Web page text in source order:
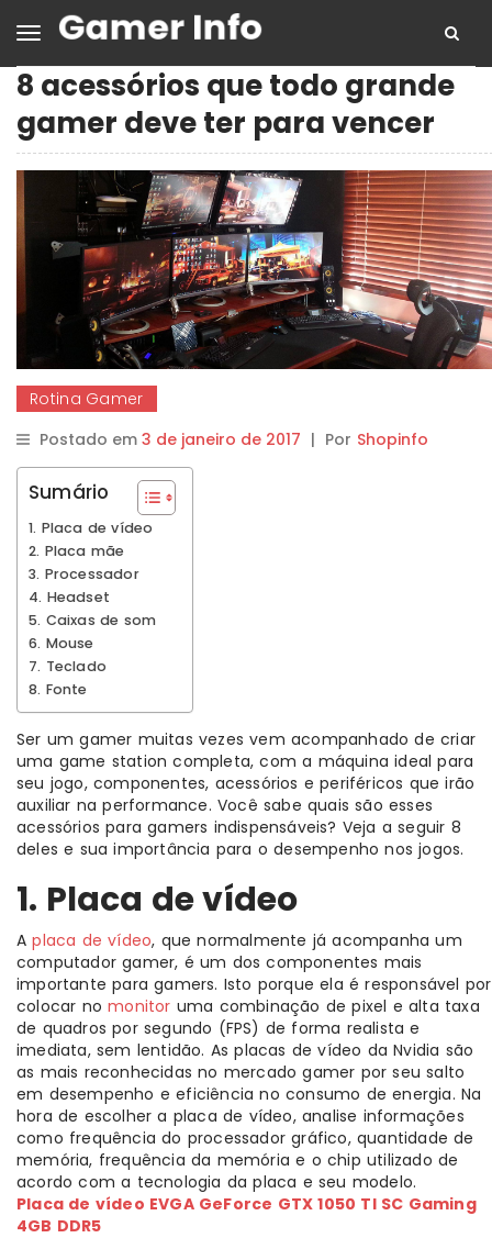
8 acessórios que todo grande
gamer deve ter para vencer
Rotina Gamer
Postado em 3 de janeiro de 2017 | Por Shopinfo
Sumário
1. Placa de vídeo
2. Placa mãe
3. Processador
4. Headset
5. Caixas de som
6. Mouse
7. Teclado
8. Fonte
Ser um gamer muitas vezes vem acompanhado de criar
uma game station completa, com a máquina ideal para
seu jogo, componentes, acessórios e periféricos que irão
auxiliar na performance. Você sabe quais são esses
acessórios para gamers indispensáveis? Veja a seguir 8
deles e sua importância para o desempenho nos jogos.
1. Placa de vídeo
Aplaca de vídeo, que normalmente já acompanha um
computador gamer, é um dos componentes mais
importante para gamers. Isto porque ela é responsável por
colocar nomonitor uma combinação de pixel e alta taxa
de quadros por segundo (FPS) de forma realista e
imediata, sem lentidão. As placas de vídeo da Nvidia são
as mais reconhecidas no mercado gamer por seu salto
em desempenho e eficiência no consumo de energia. Na
hora de escolher a placa de vídeo, analise informações
como frequência do processador gráfico, quantidade de
memória, frequência da memória e o chip utilizado de
acordo com a tecnologia da placa e seu modelo.
Placa de vídeo EVGA GeForce GTX 1050 TI SC Gaming
4GB DDR5